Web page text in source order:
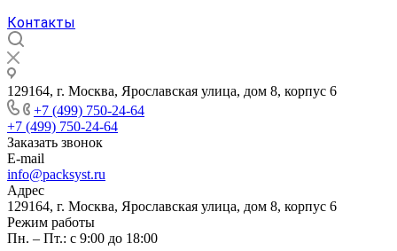
Контакты
129164, г. Москва, Ярославская улица, дом 8, корпус 6
+7 (499) 750-24-64
+7 (499) 750-24-64
Заказать звонок
E-mail
info@packsyst.ru
Адрес
129164, г. Москва, Ярославская улица, дом 8, корпус 6
Режим работы
Пн. – Пт.: с 9:00 до 18:00